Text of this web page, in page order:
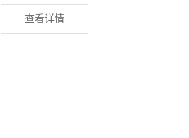
查看详情